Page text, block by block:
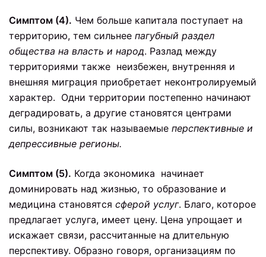
Симптом (4). Чем больше капитала поступает на
территорию, тем сильнее пагубный раздел
общества на власть и народ. Разлад между
территориями также неизбежен, внутренняя и
внешняя миграция приобретает неконтролируемый
характер. Одни территории постепенно начинают
деградировать, а другие становятся центрами
силы, возникают так называемые перспективные и
депрессивные регионы.
Симптом (5). Когда экономика начинает
доминировать над жизнью, то образование и
медицина становятся сферой услуг. Благо, которое
предлагает услуга, имеет цену. Цена упрощает и
искажает связи, рассчитанные на длительную
перспективу. Образно говоря, организациям по